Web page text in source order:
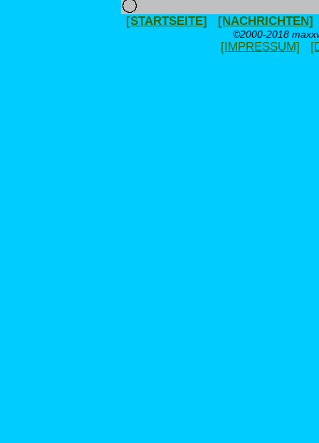
[STARTSEITE] [NACHRICHTEN]
©2000-2018
[IMPRESSUM]